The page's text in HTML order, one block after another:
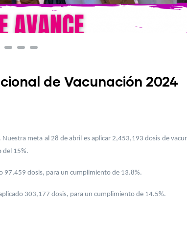
de Vacunación 2024
meta al 28 de abril es aplicar 2,453,193 dosis de
del 15%.
97,459 dosis, para un cumplimiento de 13.8%.
303,177 dosis, para un cumplimiento de 14.5%.